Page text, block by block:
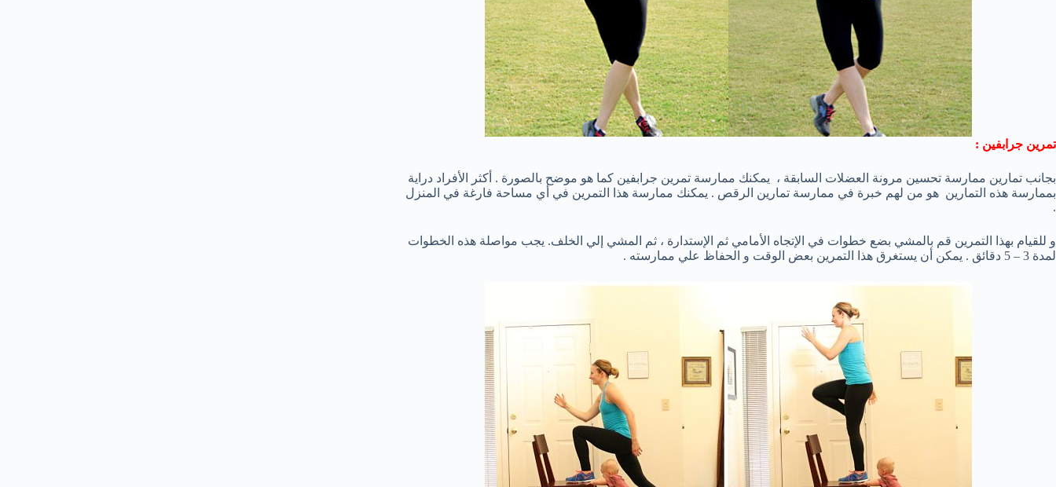
تمرين جرابفين :
بجانب تمارين ممارسة تحسين مرونة العضلات السابقة ، يمكنك ممارسة تمرين جرابفين كما هو موضح بالصورة . أكثر الأفراد دراية
بممارسة هذه التمارين هو من لهم خبرة في ممارسة تمارين الرقص . يمكنك ممارسة هذا التمرين في أي مساحة فارغة في المنزل
.
و للقيام بهذا التمرين قم بالمشي بضع خطوات في الإتجاه الأمامي ثم الإستدارة ، ثم المشي إلي الخلف. يجب مواصلة هذه الخطوات
لمدة 3 – 5 دقائق . يمكن أن يستغرق هذا التمرين بعض الوقت و الحفاظ علي ممارسته .